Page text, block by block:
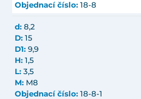
Objednací číslo: 18-8
d: 8,2
D: 15
D1: 9,9
H: 1,5
L: 3,5
M: M8
Objednací číslo: 18-8-1